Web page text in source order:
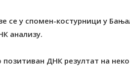
се у спомен-костурници у
анализу.
ДНК резултат на